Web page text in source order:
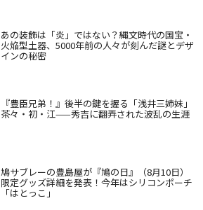
あの装飾は「炎」ではない？縄文時代の国宝・
火焔型土器、5000年前の人々が刻んだ謎とデザ
インの秘密
『豊臣兄弟！』後半の鍵を握る「浅井三姉妹」
茶々・初・江——秀吉に翻弄された波乱の生涯
鳩サブレーの豊島屋が『鳩の日』（8月10日）
限定グッズ詳細を発表！今年はシリコンポーチ
「はとっこ」